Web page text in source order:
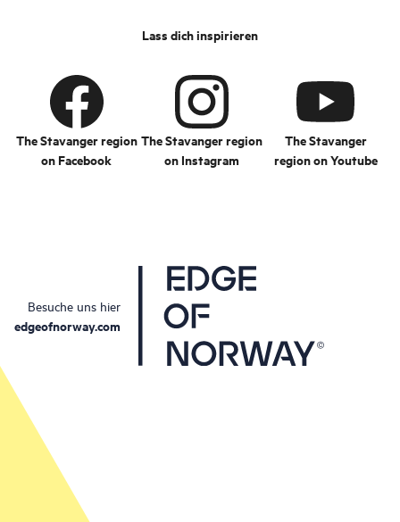
Lass dich inspirieren
The Stavanger region
on Facebook
The Stavanger region
on Instagram
The Stavanger
region on Youtube
Besuche uns hier
edgeofnorway.com